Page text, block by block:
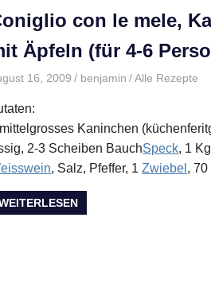
con le mele,
Äpfeln (für 4-6
16, 2009 benjamin Alle Rezepte
Kaninchen
2-3 Scheiben BauchSpeck, 1
, Salz, Pfeffer, 1Zwiebel , 70